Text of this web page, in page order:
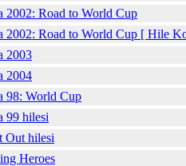
2002: Road to World Cup
2002: Road to World Cup [ Hile
2003
2004
98: World Cup
99 hilesi
Out hilesi
Heroes